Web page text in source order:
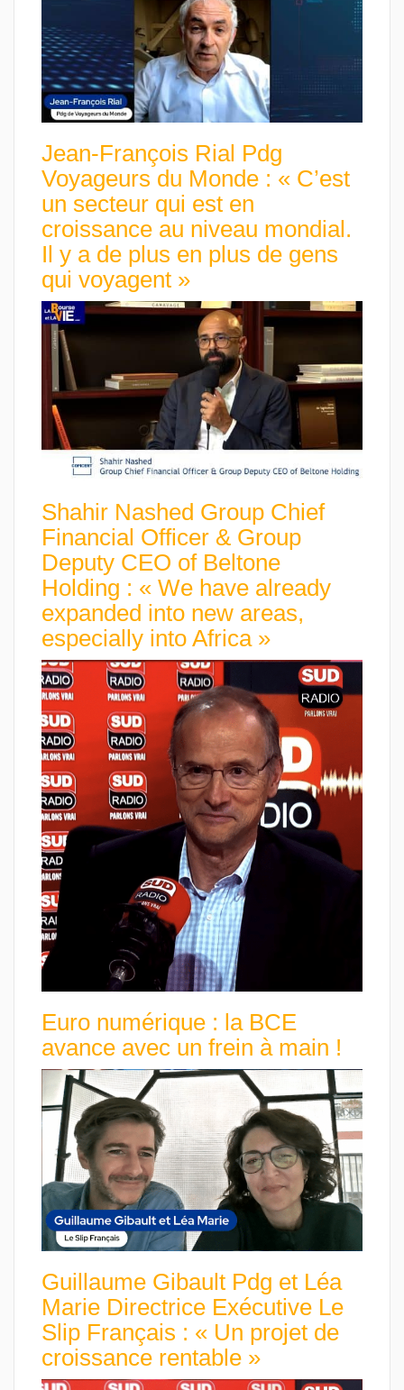
Jean-François Rial Pdg
Voyageurs du Monde : « C’est
un secteur qui est en
croissance au niveau mondial.
Il y a de plus en plus de gens
qui voyagent »
Shahir Nashed Group Chief
Financial Officer & Group
Deputy CEO of Beltone
Holding : « We have already
expanded into new areas,
especially into Africa »
Euro numérique : la BCE
avance avec un frein à main !
Guillaume Gibault Pdg et Léa
Marie Directrice Exécutive Le
Slip Français : « Un projet de
croissance rentable »